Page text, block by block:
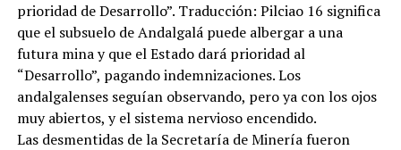
prioridad de Desarrollo”. Traducción: Pilciao 16 significa
que el subsuelo de Andalgalá puede albergar a una
futura mina y que el Estado dará prioridad al
“Desarrollo”, pagando indemnizaciones. Los
andalgalenses seguían observando, pero ya con los ojos
muy abiertos, y el sistema nervioso encendido.
Las desmentidas de la Secretaría de Minería fueron